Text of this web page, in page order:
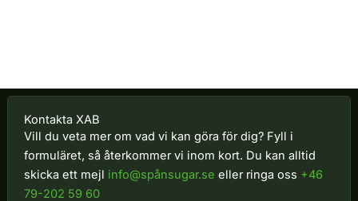
Kontakta XAB
Vill du veta mer om vad vi kan göra för dig? Fyll i
formuläret, så återkommer vi inom kort. Du kan alltid
skicka ett mejl info@spånsugar.se eller ringa oss +46
79-202 59 60